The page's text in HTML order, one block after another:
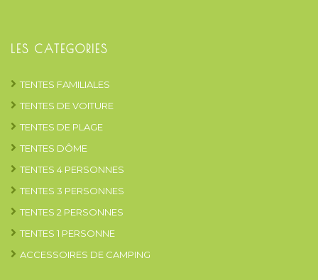
LES CATEGORIES
TENTES FAMILIALES
TENTES DE VOITURE
TENTES DE PLAGE
TENTES DÔME
TENTES 4 PERSONNES
TENTES 3 PERSONNES
TENTES 2 PERSONNES
TENTES 1 PERSONNE
ACCESSOIRES DE CAMPING